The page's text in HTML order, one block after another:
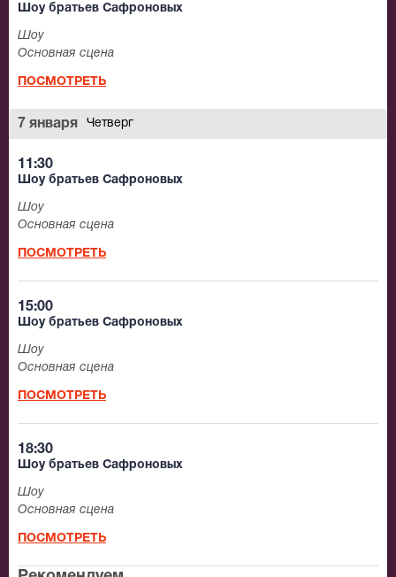
Шоу братьев Сафроновых
Шоу
Основная сцена
ПОСМОТРЕТЬ
7 января Четверг
11:30
Шоу братьев Сафроновых
Шоу
Основная сцена
ПОСМОТРЕТЬ
15:00
Шоу братьев Сафроновых
Шоу
Основная сцена
ПОСМОТРЕТЬ
18:30
Шоу братьев Сафроновых
Шоу
Основная сцена
ПОСМОТРЕТЬ